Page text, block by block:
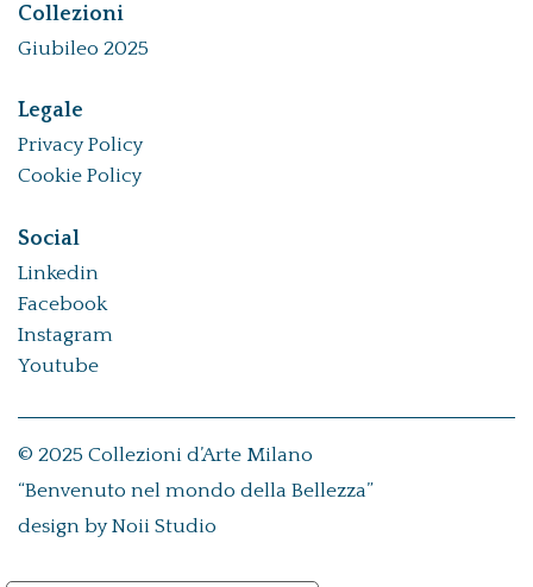
Collezioni
Giubileo 2025
Legale
Privacy Policy
Cookie Policy
Social
Linkedin
Facebook
Instagram
Youtube
© 2025 Collezioni d’Arte Milano
“Benvenuto nel mondo della Bellezza”
design by Noii Studio